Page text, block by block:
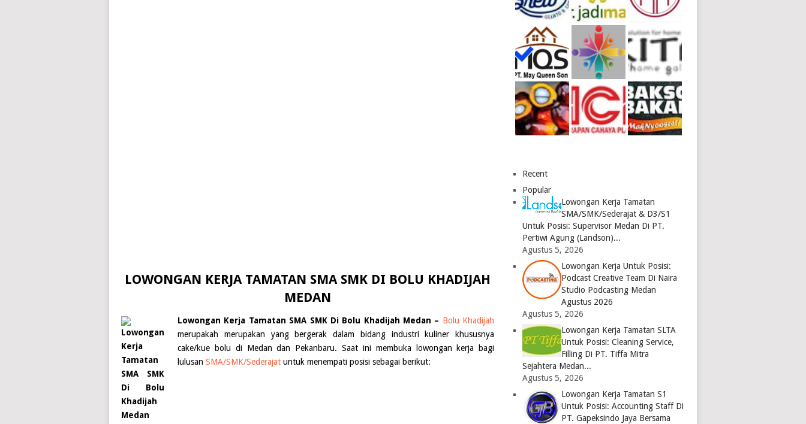
LOWONGAN KERJA TAMATAN SMA SMK DI BOLU KHADIJAH
MEDAN
Lowongan Kerja Tamatan SMA SMK Di Bolu Khadijah Medan – Bolu Khadijah
merupakah merupakan yang bergerak dalam bidang industri kuliner khususnya
cake/kue bolu di Medan dan Pekanbaru. Saat ini membuka lowongan kerja bagi
lulusan SMA/SMK/Sederajatuntuk menempati posisi sebagai berikut:
Recent
Popular
Lowongan Kerja Tamatan
SMA/SMK/Sederajat & D3/S1
Untuk Posisi: Supervisor Medan Di PT.
Pertiwi Agung (Landson)...
Agustus 5, 2026
Lowongan Kerja Untuk Posisi:
Podcast Creative Team Di Naira
Studio Podcasting Medan
Agustus 2026
Agustus 5, 2026
Lowongan Kerja Tamatan SLTA
Untuk Posisi: Cleaning Service,
Filling Di PT. Tiffa Mitra
Sejahtera Medan...
Agustus 5, 2026
Lowongan Kerja Tamatan S1
Untuk Posisi: Accounting Staff Di
PT. Gapeksindo Jaya Bersama